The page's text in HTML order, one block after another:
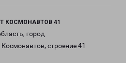
КОСМОНАВТОВ 41
город
строение 41